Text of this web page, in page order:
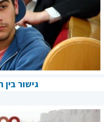
גישור בין